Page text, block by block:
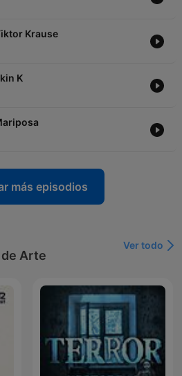
Krause
K
más episodios
Arte
Ver todo